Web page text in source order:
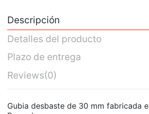
Descripción
Detalles del producto
Plazo de entrega
Reviews(0)
Gubia desbaste de 30 mm fabricada